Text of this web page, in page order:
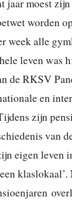
jaar moest
worden
week alle
leven was
de RKSV
en
zijn
van
eigen leven
klaslokaal’.